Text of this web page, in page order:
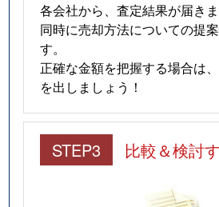
各会社から、査定結果が届きま
同時に売却方法についての提
す。
正確な金額を把握する場合は
を出しましょう！
STEP3 比較＆検討